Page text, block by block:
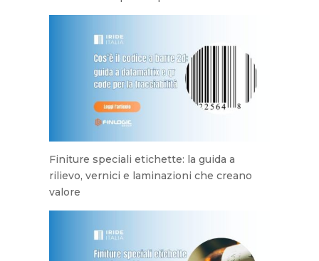
Finiture speciali etichette: la guida a
rilievo, vernici e laminazioni che creano
valore